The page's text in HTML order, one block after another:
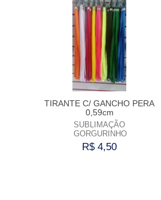
MENOR PREÇO
MAIOR PREÇO
A - Z
TIRANTE C/ GANCHO PERA
0,59cm
SUBLIMAÇÃO
GORGURINHO
R$ 4,50